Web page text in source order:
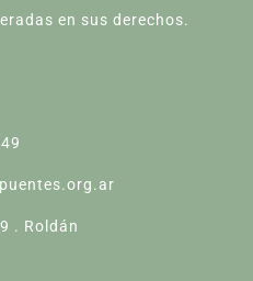
en sus derechos.
. Roldán